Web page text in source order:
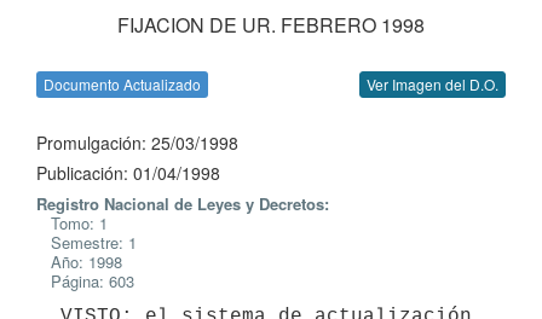
FIJACION DE UR. FEBRERO 1998
Documento Actualizado Ver Imagen del D.O.
Promulgación: 25/03/1998
Publicación: 01/04/1998
Registro Nacional de Leyes y Decretos:
Tomo: 1
Semestre: 1
Año: 1998
Página: 603